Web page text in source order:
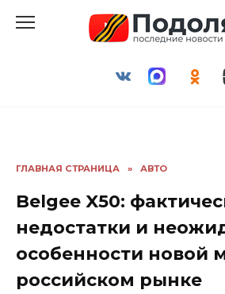
ГЛАВНАЯ СТРАНИЦА » АВТО
Belgee X50:
недостатки и
особенности новой
российском рынке